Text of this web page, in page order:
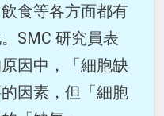
食等各方面都有
SMC 研究員表
因中，「細胞缺
因素，但「細胞